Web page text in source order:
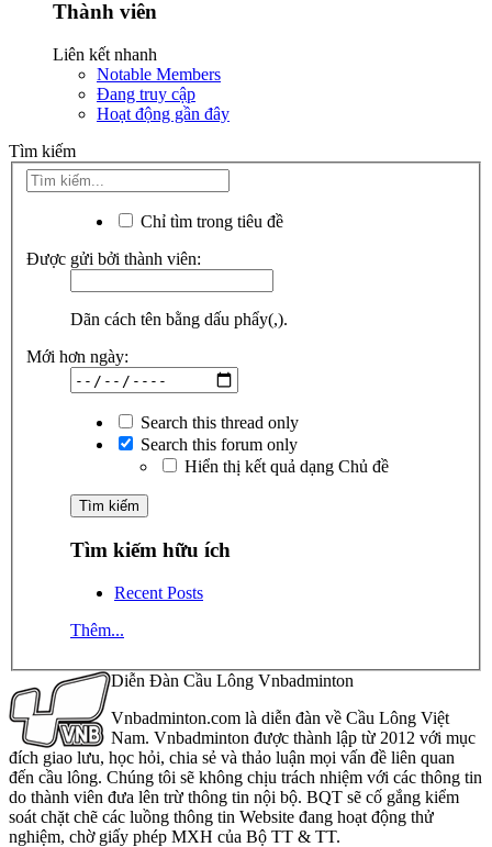
Thành viên
Liên kết nhanh
Notable Members
Đang truy cập
Hoạt động gần đây
Tìm kiếm
Chỉ tìm trong tiêu đề
Được gửi bởi thành viên:
Dãn cách tên bằng dấu phẩy(,).
Mới hơn ngày:
Search this thread only
Search this forum only
Hiển thị kết quả dạng Chủ đề
Tìm kiếm hữu ích
Recent Posts
Thêm...
Diễn Đàn Cầu Lông Vnbadminton
Vnbadminton.com là diễn đàn về Cầu Lông Việt
Nam. Vnbadminton được thành lập từ 2012 với mục
đích giao lưu, học hỏi, chia sẻ và thảo luận mọi vấn đề liên quan
đến cầu lông. Chúng tôi sẽ không chịu trách nhiệm với các thông tin
do thành viên đưa lên trừ thông tin nội bộ. BQT sẽ cố gắng kiểm
soát chặt chẽ các luồng thông tin Website đang hoạt động thử
nghiệm, chờ giấy phép MXH của Bộ TT & TT.